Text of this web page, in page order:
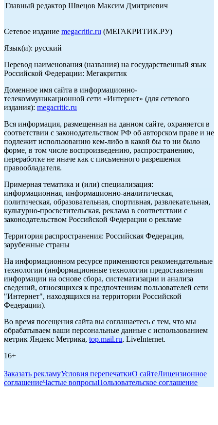
Главный редактор Швецов Максим Дмитриевич
Сетевое издание megacritic.ru (МЕГАКРИТИК.РУ)
Язык(и): русский
Перевод наименования (названия) на государственный язык
Российской Федерации: Мегакритик
Доменное имя сайта в информационно-
телекоммуникационной сети «Интернет» (для сетевого
издания): megacritic.ru
Вся информация, размещенная на данном сайте, охраняется в
соответствии с законодательством РФ об авторском праве и не
подлежит использованию кем-либо в какой бы то ни было
форме, в том числе воспроизведению, распространению,
переработке не иначе как с письменного разрешения
правообладателя.
Примерная тематика и (или) специализация:
информационная, информационно-аналитическая,
политическая, образовательная, спортивная, развлекательная,
культурно-просветительская, реклама в соответствии с
законодательством Российской Федерации о рекламе
Территория распространения: Российская Федерация,
зарубежные страны
На информационном ресурсе применяются рекомендательные
технологии (информационные технологии предоставления
информации на основе сбора, систематизации и анализа
сведений, относящихся к предпочтениям пользователей сети
"Интернет", находящихся на территории Российской
Федерации).
Во время посещения сайта вы соглашаетесь с тем, что мы
обрабатываем ваши персональные данные с использованием
метрик Яндекс Метрика, top.mail.ru, LiveInternet.
16+
Заказать рекламуУсловия перепечаткиО сайтеЛицензионное
соглашениеЧастые вопросыПользовательское соглашение